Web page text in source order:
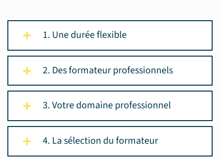
1. Une durée flexible
2. Des formateur professionnels
3. Votre domaine professionnel
4. La sélection du formateur